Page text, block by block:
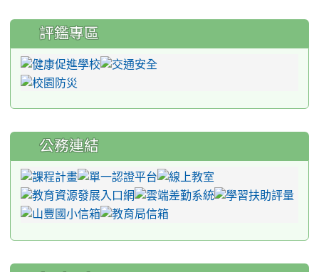
評鑑專區
公務連結